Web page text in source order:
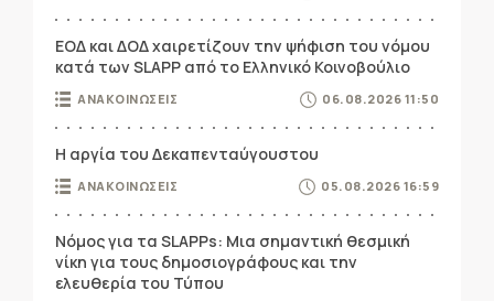
ΕΟΔ και ΔΟΔ χαιρετίζουν την ψήφιση του νόμου
κατά των SLAPP από το Ελληνικό Κοινοβούλιο
ΑΝΑΚΟΙΝΩΣΕΙΣ 06.08.2026 11:50
Η αργία του Δεκαπενταύγουστου
ΑΝΑΚΟΙΝΩΣΕΙΣ 05.08.2026 16:59
Νόμος για τα SLAPPs: Μια σημαντική θεσμική
νίκη για τους δημοσιογράφους και την
ελευθερία του Τύπου